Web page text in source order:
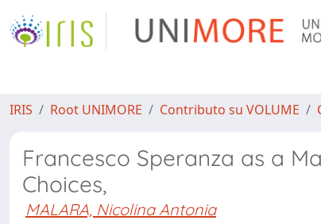
IRIS Root UNIMORE Contributo su VOLUME
Francesco Speranza as a
Choices,
MALARA, Nicolina Antonia